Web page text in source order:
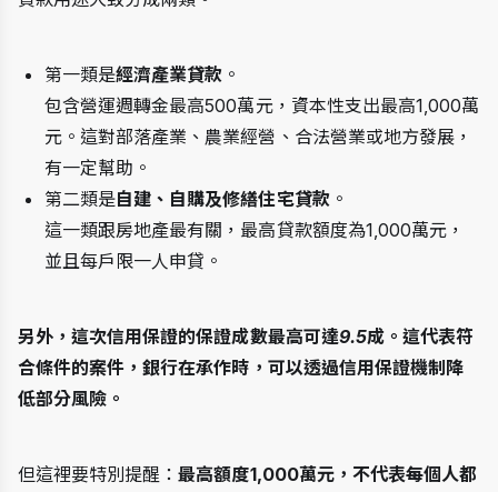
第一類是經濟產業貸款 。
包含營運週轉金最高500萬元，資本性支出最高1,000萬
元。這對部落產業、農業經營、合法營業或地方發展，
有一定幫助。
第二類是自建、自購及修繕住宅貸款。
這一類跟房地產最有關，最高貸款額度為1,000萬元，
並且每戶限一人申貸。
另外，這次信用保證的保證成數最高可達9.5成。這代表符
合條件的案件，銀行在承作時，可以透過信用保證機制降
低部分風險。
但這裡要特別提醒：最高額度1,000萬元，不代表每個人都